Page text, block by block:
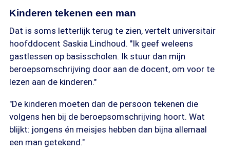
Kinderen tekenen een man
Dat is soms letterlijk terug te zien, vertelt universitair
hoofddocent Saskia Lindhoud. "Ik geef weleens
gastlessen op basisscholen. Ik stuur dan mijn
beroepsomschrijving door aan de docent, om voor te
lezen aan de kinderen."
"De kinderen moeten dan de persoon tekenen die
volgens hen bij de beroepsomschrijving hoort. Wat
blijkt: jongens én meisjes hebben dan bijna allemaal
een man getekend."